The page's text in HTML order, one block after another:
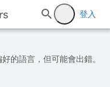
登入
的語言，但可能會出錯。